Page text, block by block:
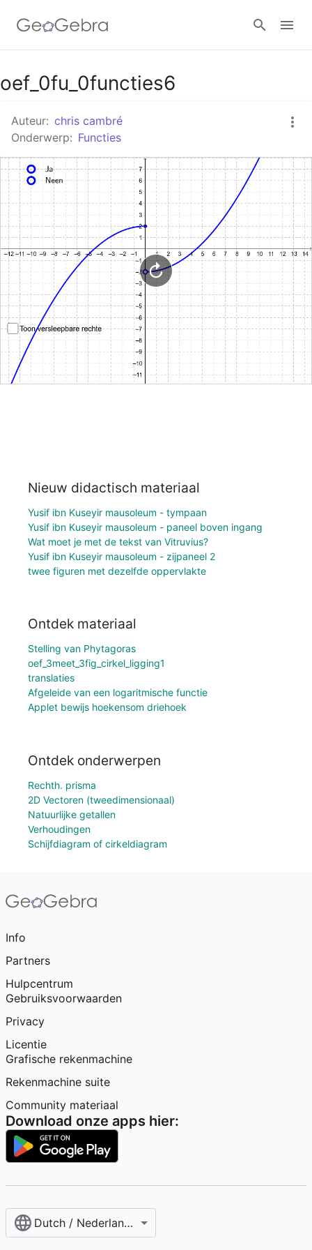
Google Classroom
GeoGebra Klaslokaal
Aanmelden
oef_0fu_0functies6
Auteur: chris cambré
Onderwerp: Functies
Nieuw didactisch materiaal
Yusif ibn Kuseyir mausoleum - tympaan
Yusif ibn Kuseyir mausoleum - paneel boven ingang
Wat moet je met de tekst van Vitruvius?
Yusif ibn Kuseyir mausoleum - zijpaneel 2
twee figuren met dezelfde oppervlakte
Ontdek materiaal
Stelling van Phytagoras
oef_3meet_3fig_cirkel_ligging1
translaties
Afgeleide van een logaritmische functie
Applet bewijs hoekensom driehoek
Ontdek onderwerpen
Rechth. prisma
2D Vectoren (tweedimensionaal)
Natuurlijke getallen
Verhoudingen
Schijfdiagram of cirkeldiagram
Info
Partners
Hulpcentrum
Gebruiksvoorwaarden
Privacy
Licentie
Grafische rekenmachine
Rekenmachine suite
Community materiaal
Download onze apps hier:
Dutch / Nederlands‎ (België)‎